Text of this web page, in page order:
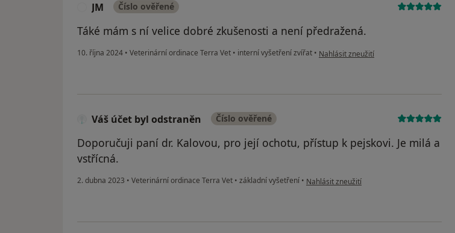
JM Číslo ověřené
Táké mám s ní velice dobré zkušenosti a není předražená.
10. října 2024 • Veterinární ordinace Terra Vet • interní vyšetření zvířat • podle názoru uživatele JM
Nahlásit zneužití
Váš účet byl odstraněn Číslo ověřené
Doporučuji paní dr. Kalovou, pro její ochotu, přístup k pejskovi. Je milá a
vstřícná.
2. dubna 2023 • Veterinární ordinace Terra Vet • základní vyšetření • podle názoru uživatele Váš účet byl odstraněn
Nahlásit zneužití